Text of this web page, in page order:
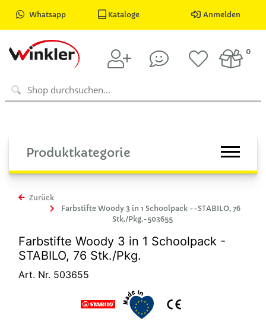
Whatsapp Kataloge Anmelden
0
Produktkategorie
Zurück
Farbstifte Woody 3 in 1 Schoolpack --STABILO, 76
Stk./Pkg.-503655
Farbstifte Woody 3 in 1 Schoolpack -
STABILO, 76 Stk./Pkg.
Art. Nr. 503655